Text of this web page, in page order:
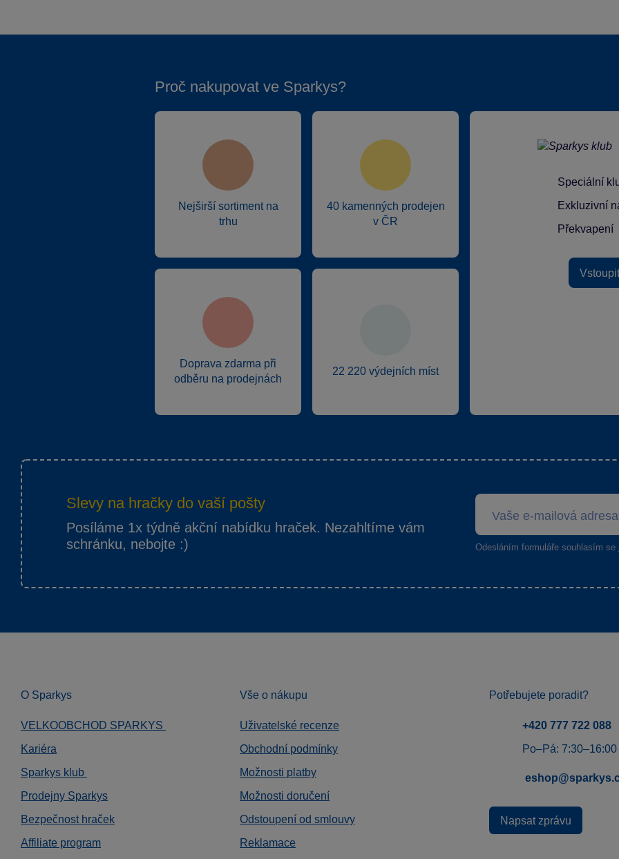
Proč nakupovat ve Sparkys?
Nejširší sortiment na
trhu
40 kamenných prodejen
v ČR
Doprava zdarma při
odběru na prodejnách
22 220 výdejních míst
Speciální
Exkluzivní
Překvapení
Slevy na hračky do vaší pošty
Posíláme 1x týdně akční nabídku hraček. Nezahltíme vám
schránku, nebojte :)
Odesláním formuláře souhlasím se
O Sparkys
VELKOOBCHOD SPARKYS
Kariéra
Sparkys klub
Prodejny Sparkys
Bezpečnost hraček
Affiliate program
Vše o nákupu
Uživatelské recenze
Obchodní podmínky
Možnosti platby
Možnosti doručení
Odstoupení od smlouvy
Reklamace
Potřebujete poradit?
+420 777 722 088
Po–Pá: 7:30–16:00
Napsat zprávu